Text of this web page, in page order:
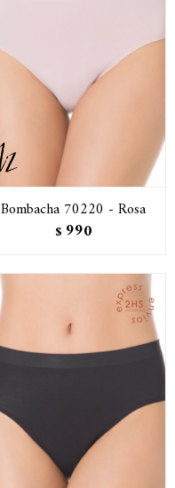
Bombacha 70220 - Rosa
$ 990